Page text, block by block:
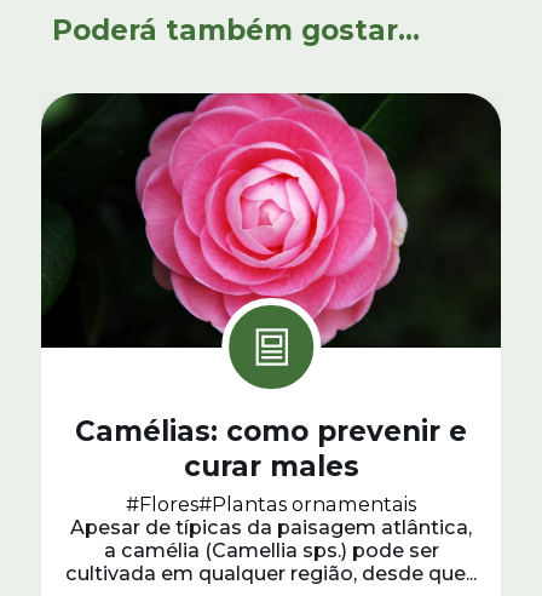
Poderá também gostar...
Camélias: como prevenir e
curar males
#Flores#Plantas ornamentais
Apesar de típicas da paisagem atlântica,
a camélia (Camellia sps.) pode ser
cultivada em qualquer região, desde que...